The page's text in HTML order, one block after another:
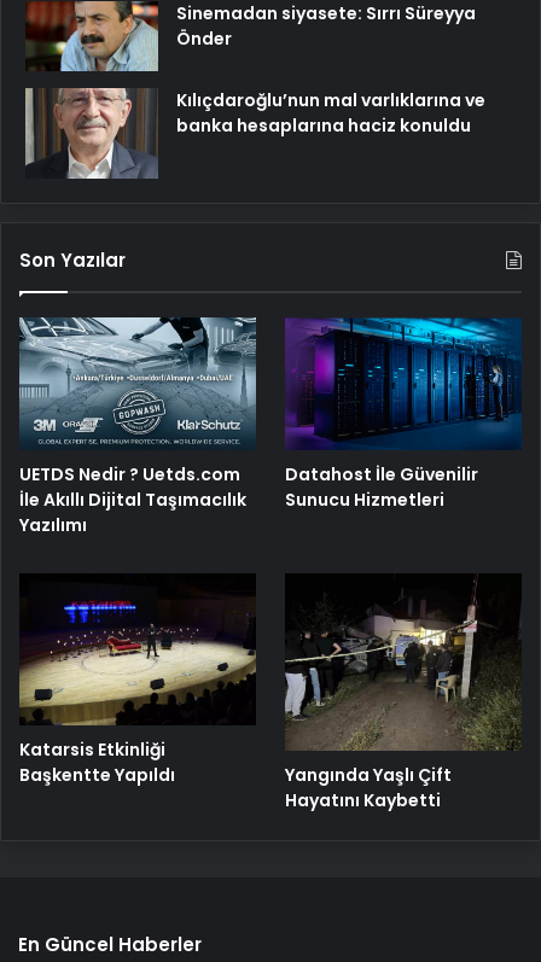
Sinemadan siyasete: Sırrı Süreyya
Önder
Kılıçdaroğlu’nun mal varlıklarına ve
banka hesaplarına haciz konuldu
Son Yazılar
UETDS Nedir ? Uetds.com
İle Akıllı Dijital Taşımacılık
Yazılımı
Datahost İle Güvenilir
Sunucu Hizmetleri
Katarsis Etkinliği
Başkentte Yapıldı
Yangında Yaşlı Çift
Hayatını Kaybetti
En Güncel Haberler